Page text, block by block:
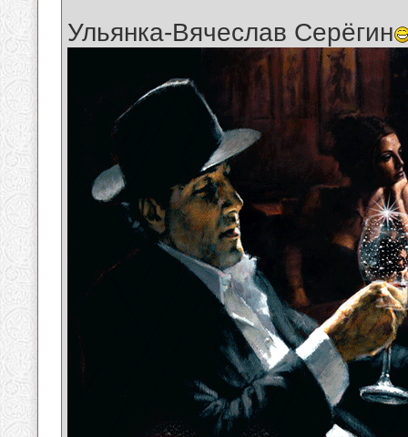
Ульянка-Вячеслав Серёгин